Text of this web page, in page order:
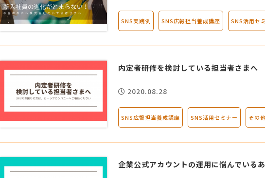
SNS実践例 SNS広報担当養成講座 SNS活用セ
内定者研修を検討している担当者さまへ
2020.08.28
SNS広報担当養成講座 SNS活用セミナー その
企業公式アカウントの運用に悩んでいる